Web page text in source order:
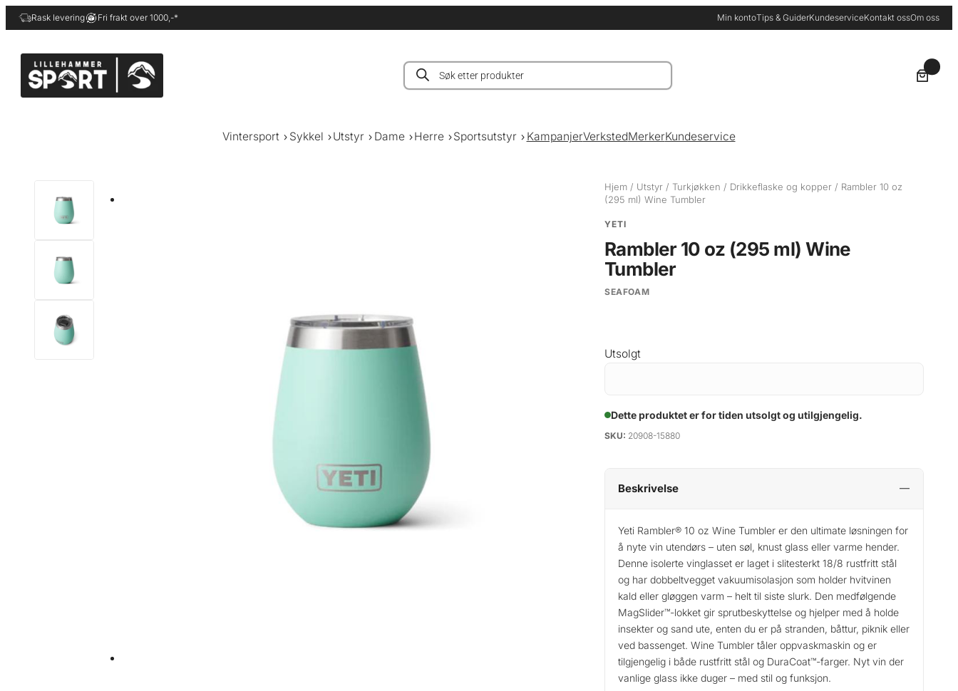
Hopp
til
Rask levering Fri frakt over 1000,-* Min kontoTips & GuiderKundeserviceKontakt ossOm oss
Products
search
Vintersport Sykkel Utstyr Dame Herre Sportsutstyr KampanjerVerkstedMerkerKundeservice
Hjem / Utstyr / Turkjøkken / Drikkeflaske og kopper / Rambler 10 oz
(295 ml) Wine Tumbler
YETI
Rambler 10 oz (295 ml) Wine
Tumbler
SEAFOAM
Utsolgt
Dette produktet er for tiden utsolgt og utilgjengelig.
SKU: 20908-15880
Beskrivelse
Yeti Rambler® 10 oz Wine Tumbler er den ultimate løsningen for
å nyte vin utendørs – uten søl, knust glass eller varme hender.
Denne isolerte vinglasset er laget i slitesterkt 18/8 rustfritt stål
og har dobbeltvegget vakuumisolasjon som holder hvitvinen
kald eller gløggen varm – helt til siste slurk. Den medfølgende
MagSlider™-lokket gir sprutbeskyttelse og hjelper med å holde
insekter og sand ute, enten du er på stranden, båttur, piknik eller
ved bassenget. Wine Tumbler tåler oppvaskmaskin og er
tilgjengelig i både rustfritt stål og DuraCoat™-farger. Nyt vin der
vanlige glass ikke duger – med stil og funksjon.